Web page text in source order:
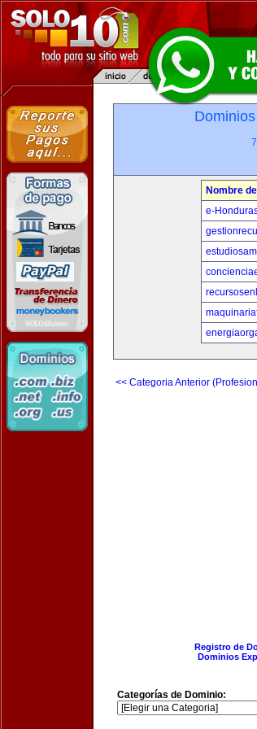
Nombre
e-
<< Categoria Anterior
Registro de
Dominios
Categorías de Dominio: